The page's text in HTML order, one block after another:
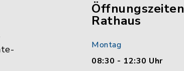
Öffnungszeiten
Rathaus
Montag
08:30 - 12:30 Uhr